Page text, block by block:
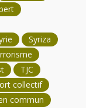
Syriza
TJC
collectif
commun